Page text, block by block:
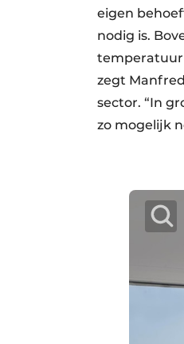
eigen
nodig is.
temperatuur
zegt
sector. “In
zo mogelijk